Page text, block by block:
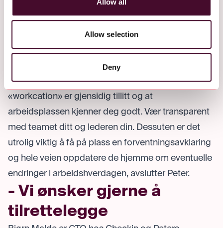
may combine it with other information that you’ve
provided to them or that they’ve collected from your use
Allow selection
Deny
du stadig overrasket.
Tillit er det viktigste
Til alle som ønsker å dra på en lignende reise
kommer Peter med en viktig oppfordring:
- Den viktigste faktoren for å kunne få til
«workcation» er gjensidig tillitt og at
arbeidsplassen kjenner deg godt. Vær transparent
med teamet ditt og lederen din. Dessuten er det
utrolig viktig å få på plass en forventningsavklaring
og hele veien oppdatere de hjemme om eventuelle
endringer i arbeidshverdagen, avslutter Peter.
- Vi ønsker gjerne å
tilrettelegge